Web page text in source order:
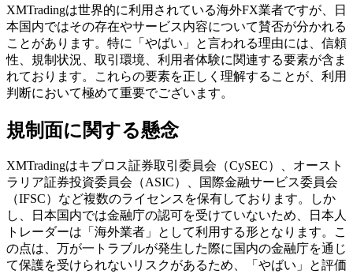
XMTradingは世界的に利用されている海外FX業者ですが、日
本国内ではその存在やサービス内容について賛否が分かれる
ことがあります。特に「やばい」と言われる理由には、信頼
性、規制状況、取引環境、利用者体験に関連する要素が含ま
れております。これらの要素を正しく理解することが、利用
判断において極めて重要でございます。
規制面に関する懸念
XMTradingはキプロス証券取引委員会（CySEC）、オースト
ラリア証券投資委員会（ASIC）、国際金融サービス委員会
（IFSC）など複数のライセンスを保有しております。しか
し、日本国内では金融庁の認可を受けていないため、日本人
トレーダーは「海外業者」として利用する形となります。こ
の点は、万が一トラブルが発生した際に国内の金融庁を通じ
て保護を受けられないリスクがあるため、「やばい」と評価